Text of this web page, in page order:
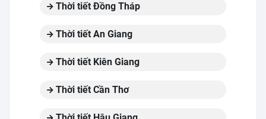
Thời tiết Đồng Tháp
Thời tiết An Giang
Thời tiết Kiên Giang
Thời tiết Cần Thơ